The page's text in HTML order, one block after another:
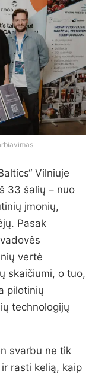
Vilniuje
33 šalių – nuo
įmonių,
Pasak
vertė
skaičiumi, o tuo,
pilotinių
technologijų
svarbu ne tik
rasti kelią, kaip